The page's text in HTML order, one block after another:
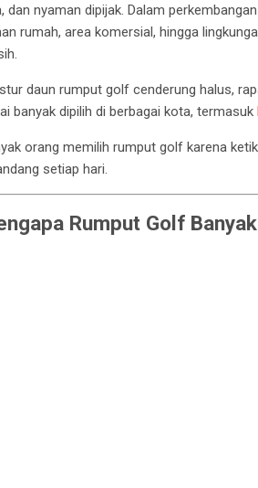
dan nyaman dipijak. Dalam
rumah, area komersial, hingga
daun rumput golf cenderung halus,
banyak dipilih di berbagai kota, termasuk
orang memilih rumput golf karena
setiap hari.
Rumput Golf